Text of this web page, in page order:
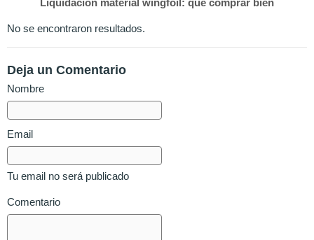
Liquidación material wingfoil: qué comprar bien
No se encontraron resultados.
Deja un Comentario
Nombre
Email
Tu email no será publicado
Comentario